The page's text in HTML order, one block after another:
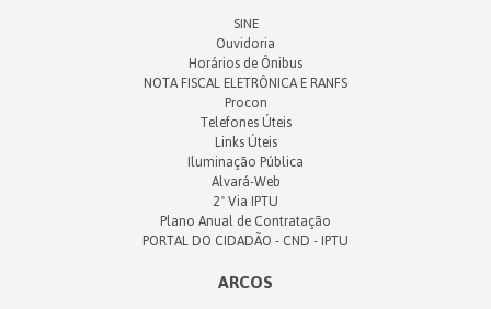
SINE
Ouvidoria
Horários de Ônibus
NOTA FISCAL ELETRÔNICA E RANFS
Procon
Telefones Úteis
Links Úteis
Iluminação Pública
Alvará-Web
2ª Via IPTU
Plano Anual de Contratação
PORTAL DO CIDADÃO - CND - IPTU
ARCOS